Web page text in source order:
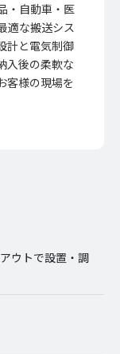
・自動車・医
適な搬送シス
計と電気制御
入後の柔軟な
客様の現場を
ウトで設置・調